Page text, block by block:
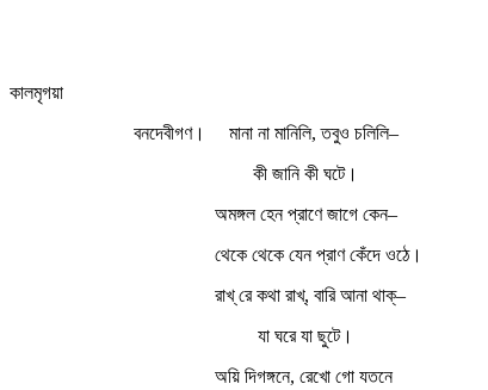
কালমৃগয়া
বনদেবীগণ।
মানা না মানিলি, তবুও চলিলি–
কী জানি কী ঘটে।
অমঙ্গল হেন প্রাণে জাগে কেন–
থেকে থেকে যেন প্রাণ কেঁদে ওঠে।
রাখ্‌ রে কথা রাখ্‌, বারি আনা থাক্‌–
যা ঘরে যা ছুটে।
অয়ি দিগঙ্গনে, রেখো গো যতনে